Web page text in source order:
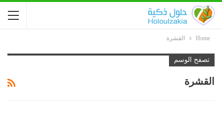
Home القشرة
تصفح الوسم
القشرة